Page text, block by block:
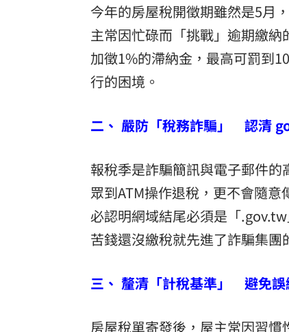
今年的房屋稅開徵期雖然是5月
主常因忙碌而「挑戰」逾期繳
加徵1%的滯納金，最高可罰到
行的困境。
二、 嚴防「稅務詐騙」 認清
報稅季是詐騙簡訊與電子郵件
眾到ATM操作退稅，更不會隨
必認明網域結尾必須是「
苦錢還沒繳稅就先進了詐騙集團
三、 釐清「計稅基準」 避免誤
房屋稅單寄發後，屋主常因習